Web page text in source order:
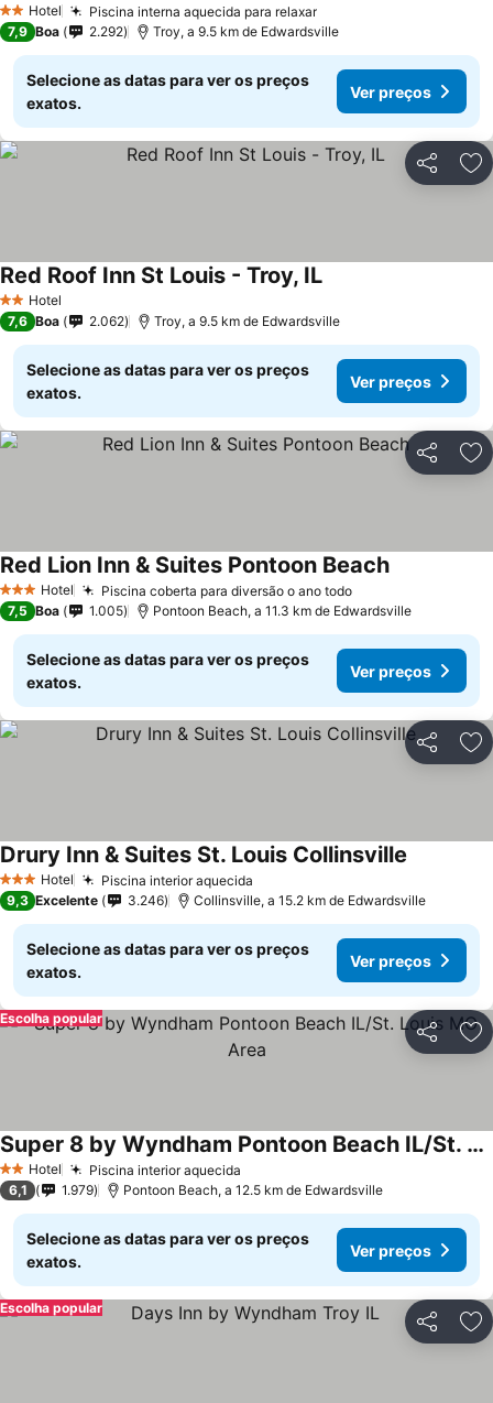
2 Estrelas
Hotel Piscina interna aquecida para relaxarVer preços
7,9 Boa 2.292 Troy, a 9.5 km de Edwardsville
Selecione as datas para ver os preços
exatos.
Ver preços
Partilhar
2 Estrelas
Hotel
Red Roof Inn St Louis - Troy, ILVer preços
7,6 Boa 2.062 Troy, a 9.5 km de Edwardsville
Selecione as datas para ver os preços
exatos.
Ver preços
Partilhar
3 EstrelasHotel Piscina coberta para diversão o ano todoVer preços
Red Lion Inn & Suites Pontoon BeachVer preços
7,5 Boa 1.005 Pontoon Beach, a 11.3 km de Edwardsville
Selecione as datas para ver os preços
exatos.
Ver preços
Partilhar
3 EstrelasHotel Piscina interior aquecida
Drury Inn & Suites St. Louis Collinsville
9,3 Excelente 3.246 Collinsville, a 15.2 km de Edwardsville
Selecione as datas para ver os preços
exatos.
Ver preços
Partilhar
Escolha popular
2 Estrelas
Hotel Piscina interior aquecida
Super 8 by Wyndham Pontoon Beach IL/St. Louis MO Area
Ver preços
6,1 1.979 Pontoon Beach, a 12.5 km de Edwardsville
Selecione as datas para ver os preços
exatos.
Ver preços
Partilhar
Escolha popular